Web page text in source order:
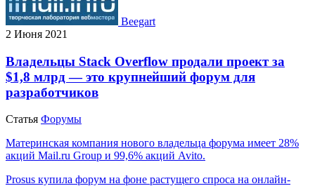
Beegart
2 Июня 2021
Владельцы Stack Overflow продали проект за
$1,8 млрд — это крупнейший форум для
разработчиков
Статья Форумы
Материнская компания нового владельца форума имеет 28%
акций Mail.ru Group и 99,6% акций Avito.
Prosus купила форум на фоне растущего спроса на онлайн-